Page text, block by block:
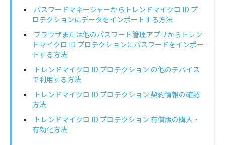
パスワードマネージャーからトレンドマイクロ ID プ
ロテクションにデータをインポートする方法
ブラウザまたは他のパスワード管理アプリからトレン
ドマイクロ ID プロテクションにパスワードをインポー
トする方法
トレンドマイクロ ID プロテクション の他のデバイス
で利用する方法
トレンドマイクロ ID プロテクション 契約情報の確認
方法
トレンドマイクロ ID プロテクション 有償版の購入・
有効化方法